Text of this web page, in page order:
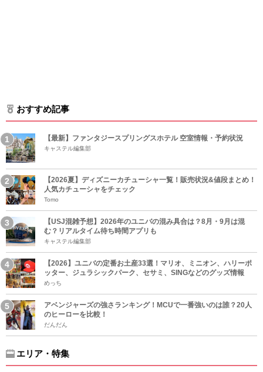
おすすめ記事
【最新】ファンタジースプリングスホテル 空室情報・予約状況
キャステル編集部
【2026夏】ディズニーカチューシャ一覧！販売状況&値段まとめ！
人気カチューシャをチェック
Tomo
【USJ混雑予想】2026年のユニバの混み具合は？8月・9月は混
む？リアルタイム待ち時間アプリも
キャステル編集部
【2026】ユニバの定番お土産33選！マリオ、ミニオン、ハリーポ
ッター、ジュラシックパーク、セサミ、SINGなどのグッズ情報
めっち
アベンジャーズの強さランキング！MCUで一番強いのは誰？20人
のヒーローを比較！
だんだん
エリア・特集